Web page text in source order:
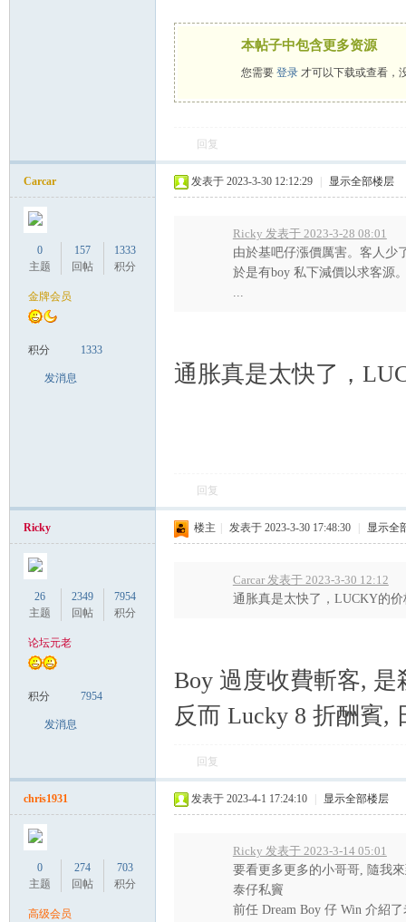
本帖子中包含更多资源
您需要 登录才可以下载或查看，
回复
Carcar
0
主题
157
回帖
1333
积分
金牌会员
积分 1333
发消息
发表于 2023-3-30 12:12:29 显示全部楼层
Ricky 发表于 2023-3-28 08:01
由於基吧仔漲價厲害。客人少
於是有boy 私下減價以求客源
...
通胀真是太快了，
回复
Ricky
26
主题
2349
回帖
7954
积分
论坛元老
积分 7954
发消息
楼主 发表于 2023-3-30 17:48:30 显示全
Carcar 发表于 2023-3-30 12:12
通胀真是太快了，LUCKY的
Boy 過度收費斬客, 是
反而 Lucky 8 折酬賓,
回复
chris1931
0
主题
274
回帖
703
积分
高级会员
发表于 2023-4-1 17:24:10 显示全部楼层
Ricky 发表于 2023-3-14 05:01
要看更多更多的小哥哥, 隨我
泰仔私竇
前任 Dream Boy 仔 Win 介紹